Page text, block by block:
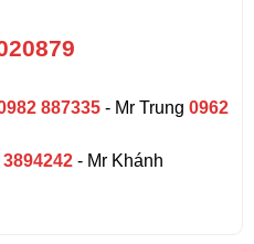
887335 - Mr Trung0962
3894242 - Mr Khánh